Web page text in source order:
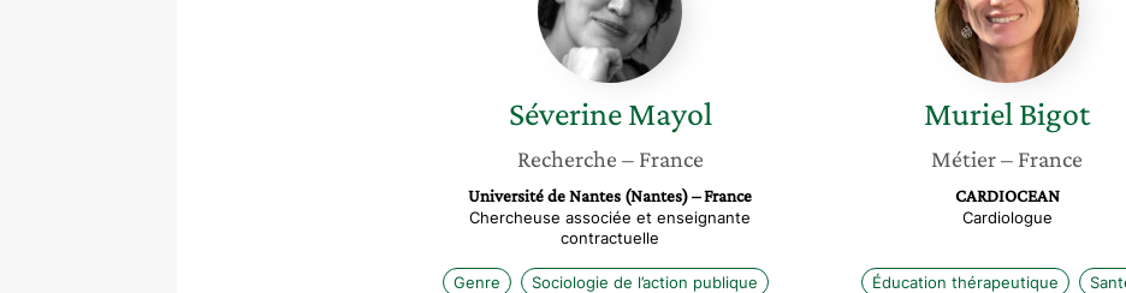
Séverine Mayol
Recherche – France
Université de Nantes (Nantes) – France
Chercheuse associée et enseignante
contractuelle
Genre Sociologie de l’action publique
Muriel Bigot
Métier– France
CARDIOCEAN
Cardiologue
Éducation thérapeutique